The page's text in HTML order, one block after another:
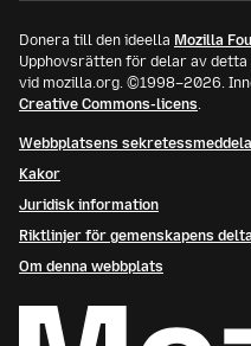
Donera till den ideella Mozilla
Upphovsrätten för delar av
vid mozilla.org. ©1998–2026.
Creative Commons-licens.
Webbplatsens
Kakor
Juridisk information
Riktlinjer för gemenskapens
Om denna webbplats